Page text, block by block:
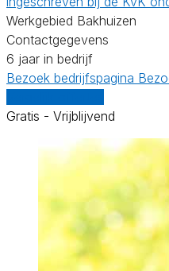
Werkgebied Bakhuizen
Contactgegevens
6 jaar in bedrijf
Bezoek bedrijfspagina
Gratis - Vrijblijvend